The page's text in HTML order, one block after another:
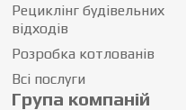
Рециклінг будівельних
відходів
Розробка котлованів
Всі послуги
Група компаній